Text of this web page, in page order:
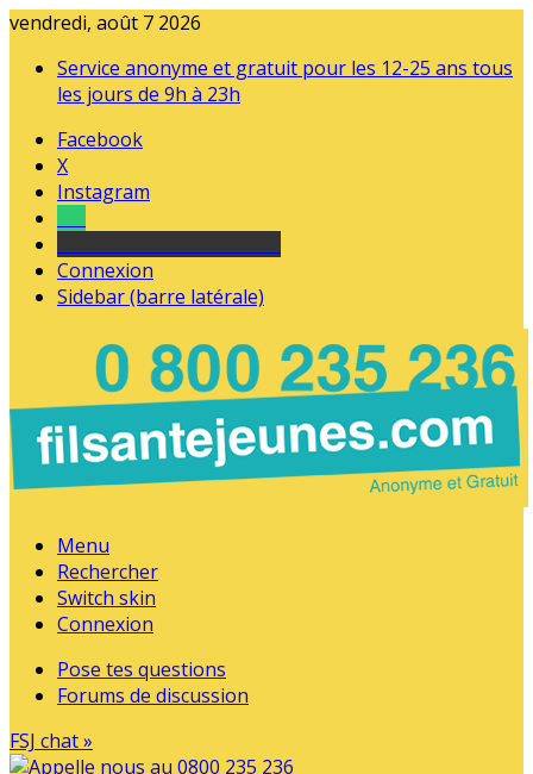
vendredi, août 7 2026
Service anonyme et gratuit pour les 12-25 ans tous
les jours de 9h à 23h
Facebook
X
Instagram
Connexion
Sidebar (barre latérale)
Menu
Rechercher
Switch skin
Connexion
Pose tes questions
Forums de discussion
FSJ chat »